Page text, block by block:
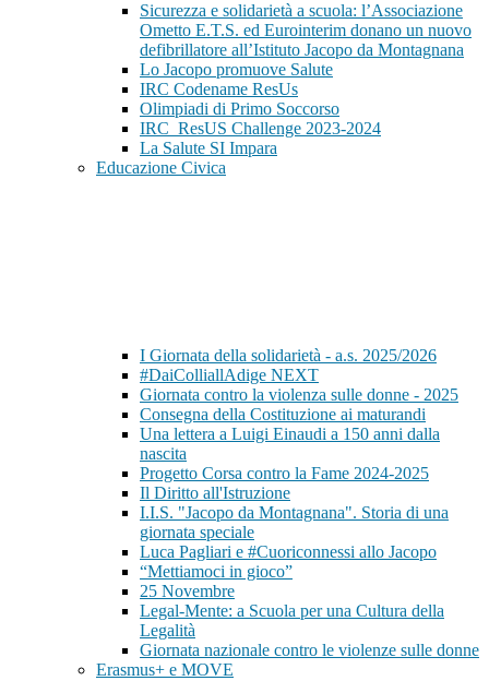
Sicurezza e solidarietà a scuola: l’Associazione
Ometto E.T.S. ed Eurointerim donano un nuovo
defibrillatore all’Istituto Jacopo da Montagnana
Lo Jacopo promuove Salute
IRC Codename ResUs
Olimpiadi di Primo Soccorso
IRC_ResUS Challenge 2023-2024
La Salute SI Impara
Educazione Civica
I Giornata della solidarietà - a.s. 2025/2026
#DaiColliallAdige NEXT
Giornata contro la violenza sulle donne - 2025
Consegna della Costituzione ai maturandi
Una lettera a Luigi Einaudi a 150 anni dalla
nascita
Progetto Corsa contro la Fame 2024-2025
Il Diritto all'Istruzione
I.I.S. "Jacopo da Montagnana". Storia di una
giornata speciale
Luca Pagliari e #Cuoriconnessi allo Jacopo
“Mettiamoci in gioco”
25 Novembre
Legal-Mente: a Scuola per una Cultura della
Legalità
Giornata nazionale contro le violenze sulle donne
Erasmus+ e MOVE